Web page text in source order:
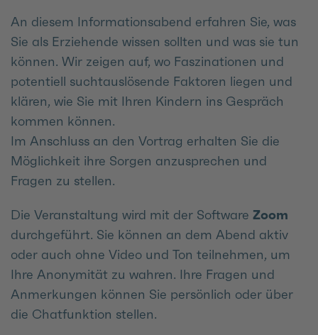
An diesem Informationsabend erfahren Sie, was
Sie als Erziehende wissen sollten und was sie tun
können. Wir zeigen auf, wo Faszinationen und
potentiell suchtauslösende Faktoren liegen und
klären, wie Sie mit Ihren Kindern ins Gespräch
kommen können.
Im Anschluss an den Vortrag erhalten Sie die
Möglichkeit ihre Sorgen anzusprechen und
Fragen zu stellen.
Die Veranstaltung wird mit der Software Zoom
durchgeführt. Sie können an dem Abend aktiv
oder auch ohne Video und Ton teilnehmen, um
Ihre Anonymität zu wahren. Ihre Fragen und
Anmerkungen können Sie persönlich oder über
die Chatfunktion stellen.